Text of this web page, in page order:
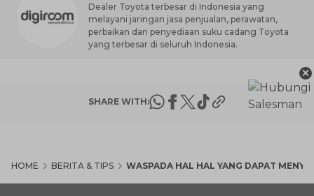
Dealer Toyota terbesar di Indonesia yang
melayani jaringan jasa penjualan, perawatan,
perbaikan dan penyediaan suku cadang Toyota
yang terbesar di seluruh Indonesia.
SHARE WITH:
HOME BERITA & TIPS WASPADA HAL HAL YANG DAPAT
×